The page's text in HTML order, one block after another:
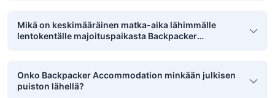
Mikä on keskimääräinen matka-aika lähimmälle
lentokentälle majoituspaikasta Backpacker
Onko Backpacker Accommodation minkään julkisen
puiston lähellä?